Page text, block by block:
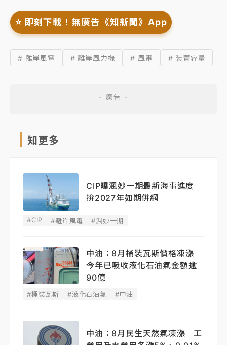
⭐️ 即刻下載！無廣告《知新聞》App
# 離岸風電 # 離岸風力機 # 風電 # 裝置容量
知更多
CIP曝渢妙一期最新海事進度
拚2027年如期併網
#CIP #離岸風電 #渢妙一期
中油：8月桶裝瓦斯價格凍漲
今年已吸收液化石油氣金額逾
90億
#桶裝瓦斯 #液化石油氣 #中油
中油：8月民生天然氣凍漲 工